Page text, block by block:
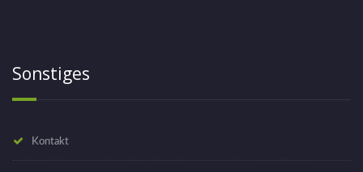
Sonstiges
Kontakt